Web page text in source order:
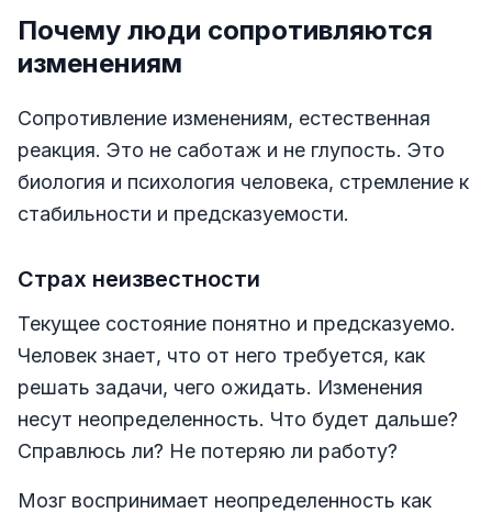
Почему люди сопротивляются
изменениям
Сопротивление изменениям, естественная
реакция. Это не саботаж и не глупость. Это
биология и психология человека, стремление к
стабильности и предсказуемости.
Страх неизвестности
Текущее состояние понятно и предсказуемо.
Человек знает, что от него требуется, как
решать задачи, чего ожидать. Изменения
несут неопределенность. Что будет дальше?
Справлюсь ли? Не потеряю ли работу?
Мозг воспринимает неопределенность как